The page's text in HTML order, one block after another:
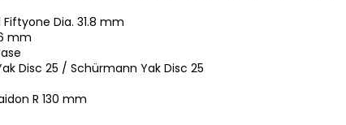
Dia. 31.8 mm
mm
Disc 25 / Schürmann Yak Disc 25
R 130 mm